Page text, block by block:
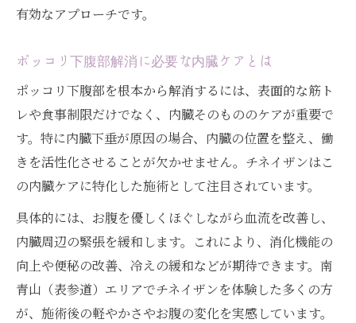
有効なアプローチです。
ポッコリ下腹部解消に必要な内臓ケアとは
ポッコリ下腹部を根本から解消するには、表面的な筋ト
レや食事制限だけでなく、内臓そのもののケアが重要で
す。特に内臓下垂が原因の場合、内臓の位置を整え、働
きを活性化させることが欠かせません。チネイザンはこ
の内臓ケアに特化した施術として注目されています。
具体的には、お腹を優しくほぐしながら血流を改善し、
内臓周辺の緊張を緩和します。これにより、消化機能の
向上や便秘の改善、冷えの緩和などが期待できます。南
青山（表参道）エリアでチネイザンを体験した多くの方
が、施術後の軽やかさやお腹の変化を実感しています。